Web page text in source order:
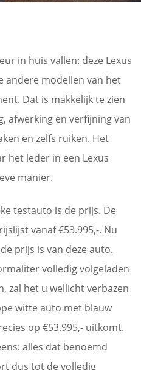
in huis vallen: deze Lexus
andere modellen van het
Dat is makkelijk te zien
afwerking en verfijning van
en zelfs ruiken. Het
het leder in een Lexus
manier.
testauto is de prijs. De
vanaf €53.995,-. Nu
prijs is van deze auto.
volledig volgeladen
zal het u wellicht verbazen
witte auto met blauw
op €53.995,- uitkomt.
alles dat benoemd
dus tot de volledig